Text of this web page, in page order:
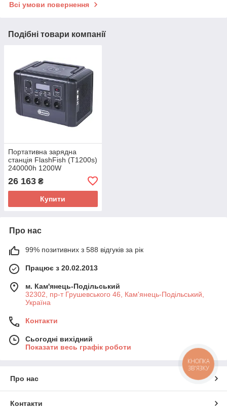
Всі умови повернення
Подібні товари компанії
Портативна зарядна
станція FlashFish (Т1200s)
240000h 1200W
26 163 ₴
Купити
Про нас
99% позитивних з 588 відгуків за рік
Працює з 20.02.2013
м. Кам'янець-Подільський
32302, пр-т Грушевського 46, Кам'янець-Подільський,
Україна
Контакти
Сьогодні вихідний
Показати весь графік роботи
Про нас
Контакти
КНОПКА
ЗВ'ЯЗКУ